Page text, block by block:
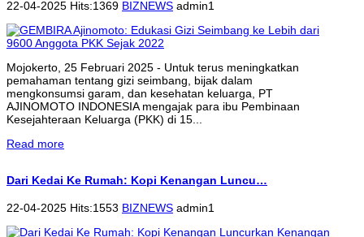
22-04-2025 Hits:1369 BIZNEWS admin1
Mojokerto, 25 Februari 2025 - Untuk terus meningkatkan
pemahaman tentang gizi seimbang, bijak dalam
mengkonsumsi garam, dan kesehatan keluarga, PT
AJINOMOTO INDONESIA mengajak para ibu Pembinaan
Kesejahteraan Keluarga (PKK) di 15...
Read more
Dari Kedai Ke Rumah: Kopi Kenangan Luncu…
22-04-2025 Hits:1553 BIZNEWS admin1